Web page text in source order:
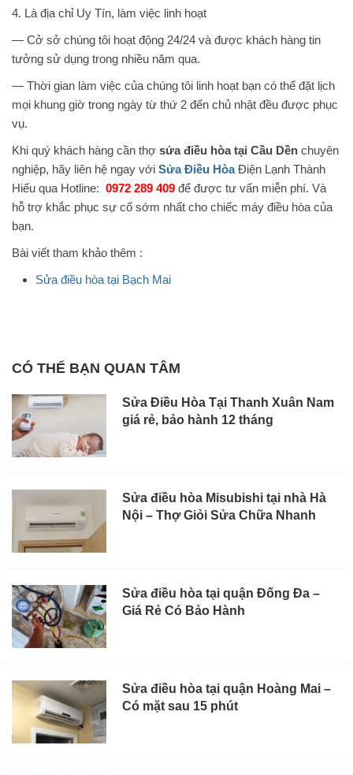
4. Là địa chỉ Uy Tín, làm việc linh hoạt
— Cở sở chúng tôi hoạt động 24/24 và được khách hàng tin
tưởng sử dụng trong nhiều năm qua.
— Thời gian làm việc của chúng tôi linh hoạt bạn có thể đặt lịch
mọi khung giờ trong ngày từ thứ 2 đến chủ nhật đều được phục
vụ.
Khi quý khách hàng cần thợ sửa điều hòa tại Cầu Dền chuyên
nghiệp, hãy liên hệ ngay với Sửa Điều HòaĐiện Lạnh Thành
Hiếu qua Hotline: 0972 289 409 để được tư vấn miễn phí. Và
hỗ trợ khắc phục sự cố sớm nhất cho chiếc máy điều hòa của
bạn.
Bài viết tham khảo thêm :
Sửa điều hòa tại Bạch Mai
CÓ THỂ BẠN QUAN TÂM
Sửa Điều Hòa Tại Thanh Xuân Nam
giá rẻ, bảo hành 12 tháng
Sửa điều hòa Misubishi tại nhà Hà
Nội – Thợ Giỏi Sửa Chữa Nhanh
Sửa điều hòa tại quận Đống Đa –
Giá Rẻ Có Bảo Hành
Sửa điều hòa tại quận Hoàng Mai –
Có mặt sau 15 phút